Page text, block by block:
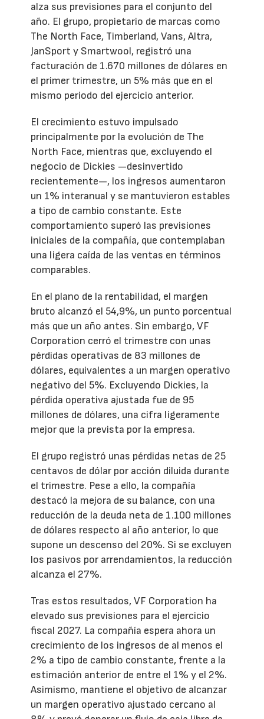
alza sus previsiones para el conjunto del
año. El grupo, propietario de marcas como
The North Face, Timberland, Vans, Altra,
JanSport y Smartwool, registró una
facturación de 1.670 millones de dólares en
el primer trimestre, un 5% más que en el
mismo periodo del ejercicio anterior.
El crecimiento estuvo impulsado
principalmente por la evolución de The
North Face, mientras que, excluyendo el
negocio de Dickies —desinvertido
recientemente—, los ingresos aumentaron
un 1% interanual y se mantuvieron estables
a tipo de cambio constante. Este
comportamiento superó las previsiones
iniciales de la compañía, que contemplaban
una ligera caída de las ventas en términos
comparables.
En el plano de la rentabilidad, el margen
bruto alcanzó el 54,9%, un punto porcentual
más que un año antes. Sin embargo, VF
Corporation cerró el trimestre con unas
pérdidas operativas de 83 millones de
dólares, equivalentes a un margen operativo
negativo del 5%. Excluyendo Dickies, la
pérdida operativa ajustada fue de 95
millones de dólares, una cifra ligeramente
mejor que la prevista por la empresa.
El grupo registró unas pérdidas netas de 25
centavos de dólar por acción diluida durante
el trimestre. Pese a ello, la compañía
destacó la mejora de su balance, con una
reducción de la deuda neta de 1.100 millones
de dólares respecto al año anterior, lo que
supone un descenso del 20%. Si se excluyen
los pasivos por arrendamientos, la reducción
alcanza el 27%.
Tras estos resultados, VF Corporation ha
elevado sus previsiones para el ejercicio
fiscal 2027. La compañía espera ahora un
crecimiento de los ingresos de al menos el
2% a tipo de cambio constante, frente a la
estimación anterior de entre el 1% y el 2%.
Asimismo, mantiene el objetivo de alcanzar
un margen operativo ajustado cercano al